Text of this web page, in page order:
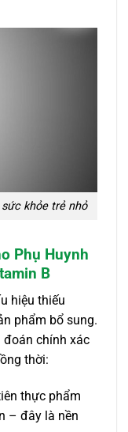
khỏe trẻ nhỏ
Phụ Huynh
B
hiệu thiếu
phẩm bổ sung.
đoán chính xác
thời:
thực phẩm
– đây là nền